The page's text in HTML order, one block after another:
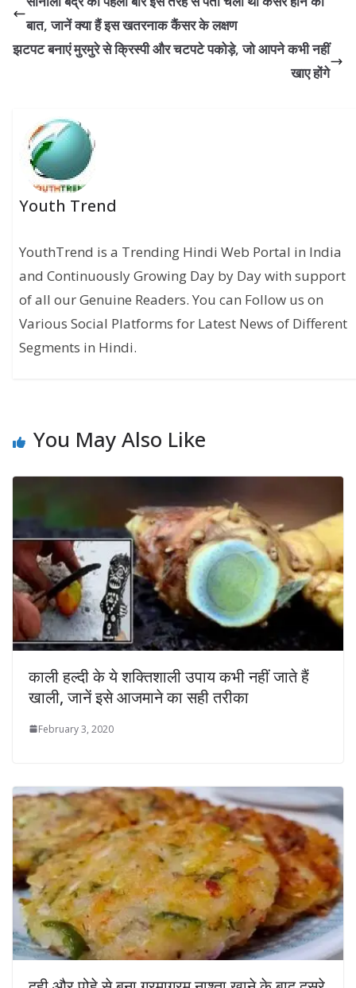
बात, जानें क्‍या हैं इस खतरनाक कैंसर के लक्षण
झटपट बनाएं मुरमुरे से क्रिस्‍पी और चटपटे पकोड़े, जो आपने कभी नहीं
खाए होंगे
Youth Trend
YouthTrend is a Trending Hindi Web Portal in India
and Continuously Growing Day by Day with support
of all our Genuine Readers. You can Follow us on
Various Social Platforms for Latest News of Different
Segments in Hindi.
You May Also Like
काली हल्दी के ये शक्तिशाली उपाय कभी नहीं जाते हैं
खाली, जानें इसे आजमाने का सही तरीका
February 3, 2020